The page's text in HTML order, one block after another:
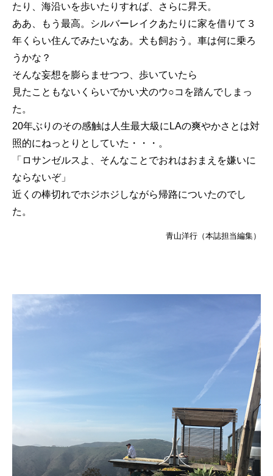
たり、海沿いを歩いたりすれば、さらに昇天。
ああ、もう最高。シルバーレイクあたりに家を借りて３
年くらい住んでみたいなあ。犬も飼おう。車は何に乗ろ
うかな？
そんな妄想を膨らませつつ、歩いていたら
見たこともないくらいでかい犬のウ○コを踏んでしまっ
た。
20年ぶりのその感触は人生最大級にLAの爽やかさとは対
照的にねっとりとしていた・・・。
「ロサンゼルスよ、そんなことでおれはおまえを嫌いに
ならないぞ」
近くの棒切れでホジホジしながら帰路についたのでし
た。
青山洋行（本誌担当編集）